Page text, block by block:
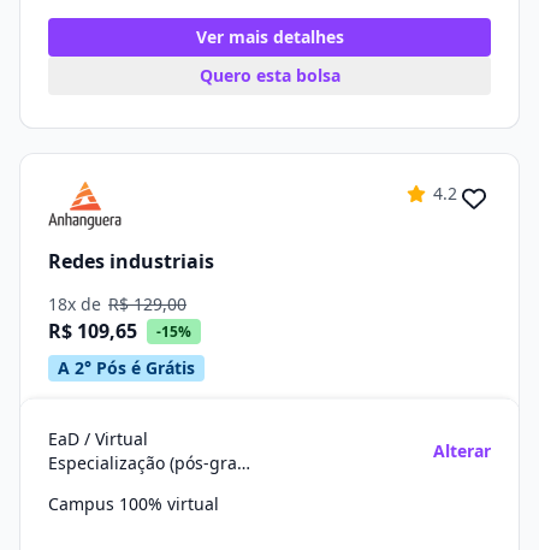
Ver mais detalhes
Quero esta bolsa
4.2
Redes industriais
18x de R$ 129,00
R$ 109,65 -15%
A 2° Pós é Grátis
EaD / Virtual
Especialização (pós-graduação)
Alterar
Campus 100% virtual